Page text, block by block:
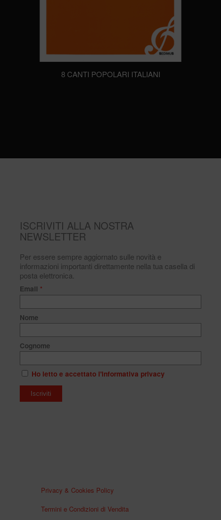
8 CANTI POPOLARI ITALIANI
ISCRIVITI ALLA NOSTRA
NEWSLETTER
Per essere sempre aggiornato sulle novità e
informazioni importanti direttamente nella tua casella di
posta elettronica.
Email *
Nome
Cognome
Ho letto e accettato l'informativa privacy
Privacy & Cookies Policy
Termini e Condizioni di Vendita